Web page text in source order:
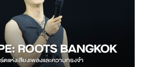
ABOUT THE AUTHOR